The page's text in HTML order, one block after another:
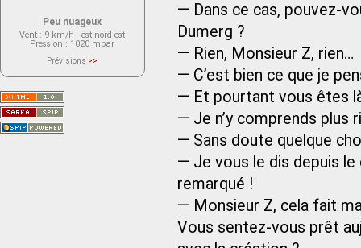
— Dans ce cas, pouvez-
Dumerg ?
— Rien, Monsieur Z, rien…
— C’est bien ce que je
— Et pourtant vous êtes
— Je n’y comprends plus
— Sans doute quelque
— Je vous le dis depuis le
remarqué !
— Monsieur Z, cela fait
Vous sentez-vous prêt
Peu nuageux
Vent : 9 km/h - est nord-est
Pression : 1020 mbar
Prévisions >>
actuellement aucune prévision
Saint-Nom.
Veuillez consulter le message du
service ci-dessous.
(401 - Invalid API key. Please see
https://openweathermap.org/faq#error401